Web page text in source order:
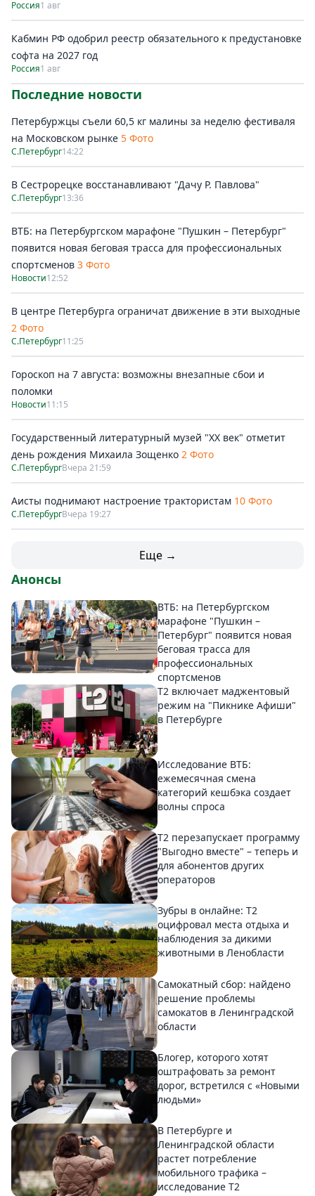
Россия1 авг
Кабмин РФ одобрил реестр обязательного к предустановке
софта на 2027 год
Россия1 авг
Последние новости
Петербуржцы съели 60,5 кг малины за неделю фестиваля
на Московском рынке 5 Фото
С.Петербург14:22
В Сестрорецке восстанавливают "Дачу Р. Павлова"
С.Петербург13:36
ВТБ: на Петербургском марафоне "Пушкин – Петербург"
появится новая беговая трасса для профессиональных
спортсменов 3 Фото
Новости12:52
В центре Петербурга ограничат движение в эти выходные
2 Фото
С.Петербург11:25
Гороскоп на 7 августа: возможны внезапные сбои и
поломки
Новости11:15
Государственный литературный музей "ХХ век" отметит
день рождения Михаила Зощенко 2 Фото
С.ПетербургВчера 21:59
Аисты поднимают настроение трактористам 10 Фото
С.ПетербургВчера 19:27
Еще →
Анонсы
ВТБ: на Петербургском
марафоне "Пушкин –
Петербург" появится новая
беговая трасса для
профессиональных
спортсменов
Т2 включает маджентовый
режим на "Пикнике Афиши"
в Петербурге
Исследование ВТБ:
ежемесячная смена
категорий кешбэка создает
волны спроса
Т2 перезапускает программу
"Выгодно вместе" – теперь и
для абонентов других
операторов
Зубры в онлайне: Т2
оцифровал места отдыха и
наблюдения за дикими
животными в Ленобласти
Самокатный сбор: найдено
решение проблемы
самокатов в Ленинградской
области
Блогер, которого хотят
оштрафовать за ремонт
дорог, встретился с «Новыми
людьми»
В Петербурге и
Ленинградской области
растет потребление
мобильного трафика –
исследование T2